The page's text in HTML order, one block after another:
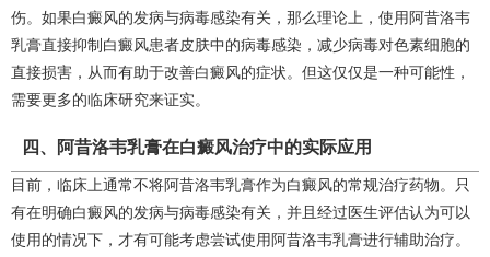
伤。如果白癜风的发病与病毒感染有关，那么理论上，使用阿昔洛韦
乳膏直接抑制白癜风患者皮肤中的病毒感染，减少病毒对色素细胞的
直接损害，从而有助于改善白癜风的症状。但这仅仅是一种可能性，
需要更多的临床研究来证实。
四、阿昔洛韦乳膏在白癜风治疗中的实际应用
目前，临床上通常不将阿昔洛韦乳膏作为白癜风的常规治疗药物。只
有在明确白癜风的发病与病毒感染有关，并且经过医生评估认为可以
使用的情况下，才有可能考虑尝试使用阿昔洛韦乳膏进行辅助治疗。